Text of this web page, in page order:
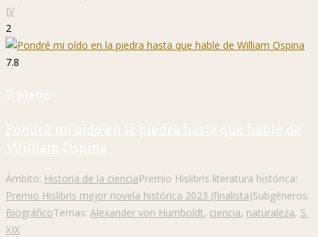
IV
2
7.8
P. plebe
Pondré mi oído en la piedra hasta que hable de
William Ospina
Ámbito: Historia de la cienciaPremio Hislibris literatura histórica:
Premio Hislibris mejor novela histórica 2023 (finalista)Subgéneros:
BiográficoTemas: Alexander von Humboldt, ciencia, naturaleza, S.
XIX